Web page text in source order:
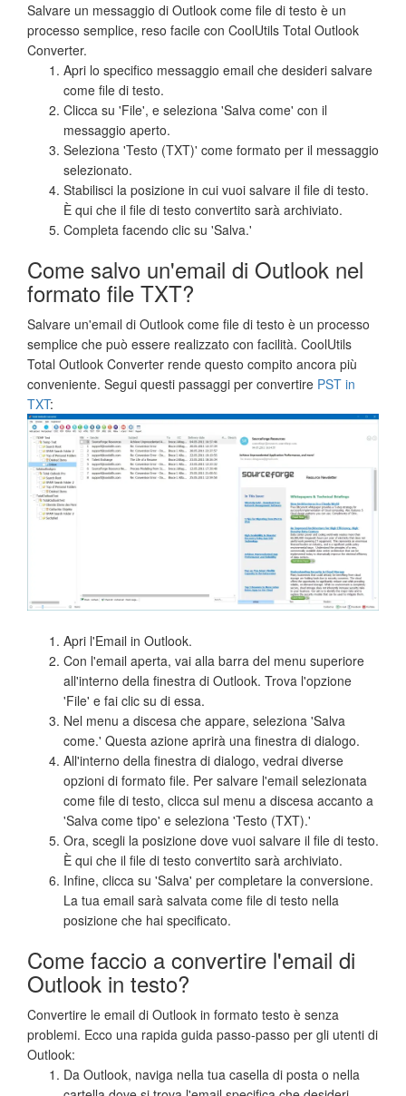
Salvare un messaggio di Outlook come file di testo è un
processo semplice, reso facile con CoolUtils Total Outlook
Converter.
Apri lo specifico messaggio email che desideri salvare
come file di testo.
Clicca su 'File', e seleziona 'Salva come' con il
messaggio aperto.
Seleziona 'Testo (TXT)' come formato per il messaggio
selezionato.
Stabilisci la posizione in cui vuoi salvare il file di testo.
È qui che il file di testo convertito sarà archiviato.
Completa facendo clic su 'Salva.'
Come salvo un'email di Outlook nel
formato file TXT?
Salvare un'email di Outlook come file di testo è un processo
semplice che può essere realizzato con facilità. CoolUtils
Total Outlook Converter rende questo compito ancora più
conveniente. Segui questi passaggi per convertire PST in
TXT:
Apri l'Email in Outlook.
Con l'email aperta, vai alla barra del menu superiore
all'interno della finestra di Outlook. Trova l'opzione
'File' e fai clic su di essa.
Nel menu a discesa che appare, seleziona 'Salva
come.' Questa azione aprirà una finestra di dialogo.
All'interno della finestra di dialogo, vedrai diverse
opzioni di formato file. Per salvare l'email selezionata
come file di testo, clicca sul menu a discesa accanto a
'Salva come tipo' e seleziona 'Testo (TXT).'
Ora, scegli la posizione dove vuoi salvare il file di testo.
È qui che il file di testo convertito sarà archiviato.
Infine, clicca su 'Salva' per completare la conversione.
La tua email sarà salvata come file di testo nella
posizione che hai specificato.
Come faccio a convertire l'email di
Outlook in testo?
Convertire le email di Outlook in formato testo è senza
problemi. Ecco una rapida guida passo-passo per gli utenti di
Outlook:
Da Outlook, naviga nella tua casella di posta o nella